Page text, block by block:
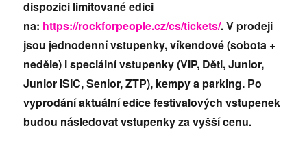
dispozici limitované edici
na: https://rockforpeople.cz/cs/tickets/. V prodeji
jsou jednodenní vstupenky, víkendové (sobota +
neděle) i speciální vstupenky (VIP, Děti, Junior,
Junior ISIC, Senior, ZTP), kempy a parking. Po
vyprodání aktuální edice festivalových vstupenek
budou následovat vstupenky za vyšší cenu.